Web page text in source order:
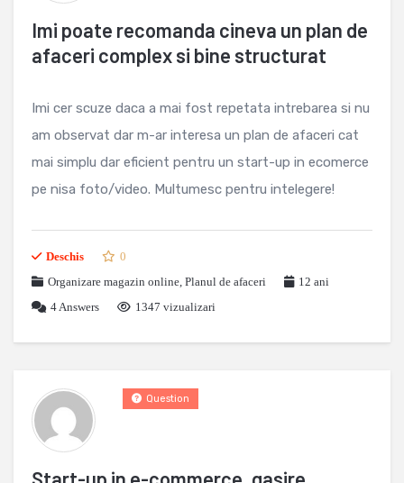
Imi poate recomanda cineva un plan de
afaceri complex si bine structurat
Imi cer scuze daca a mai fost repetata intrebarea si nu
am observat dar m-ar interesa un plan de afaceri cat
mai simplu dar eficient pentru un start-up in ecomerce
pe nisa foto/video. Multumesc pentru intelegere!
Deschis
0
Organizare magazin online, Planul de afaceri
12 ani
4Answers 1347 vizualizari
Question